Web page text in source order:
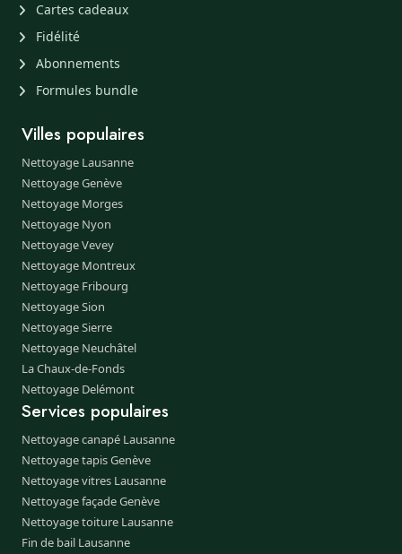
Cartes cadeaux
Fidélité
Abonnements
Formules bundle
Villes populaires
Nettoyage Lausanne
Nettoyage Genève
Nettoyage Morges
Nettoyage Nyon
Nettoyage Vevey
Nettoyage Montreux
Nettoyage Fribourg
Nettoyage Sion
Nettoyage Sierre
Nettoyage Neuchâtel
La Chaux-de-Fonds
Nettoyage Delémont
Services populaires
Nettoyage canapé Lausanne
Nettoyage tapis Genève
Nettoyage vitres Lausanne
Nettoyage façade Genève
Nettoyage toiture Lausanne
Fin de bail Lausanne